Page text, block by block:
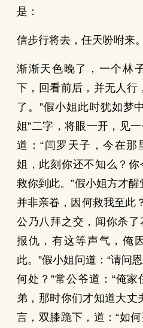
是：
信步行将去，任天吩咐来。
渐渐天色晚了，一个林
下，回看前后，并无人行
了。”假小姐此时犹如梦
姐”二字，将眼一开，见
道：“闫罗天子，今在那
姐，此刻你还不知么？
救你到此。”假小姐方才
并非亲眷，因何救我至此
公乃八拜之交，闻你杀
报仇，有这等声气，俺
此。”假小姐问道：“请问
何处？”常公爷道：“俺
弟，那时你们才知道大丈
言，双膝跪下，道：“如